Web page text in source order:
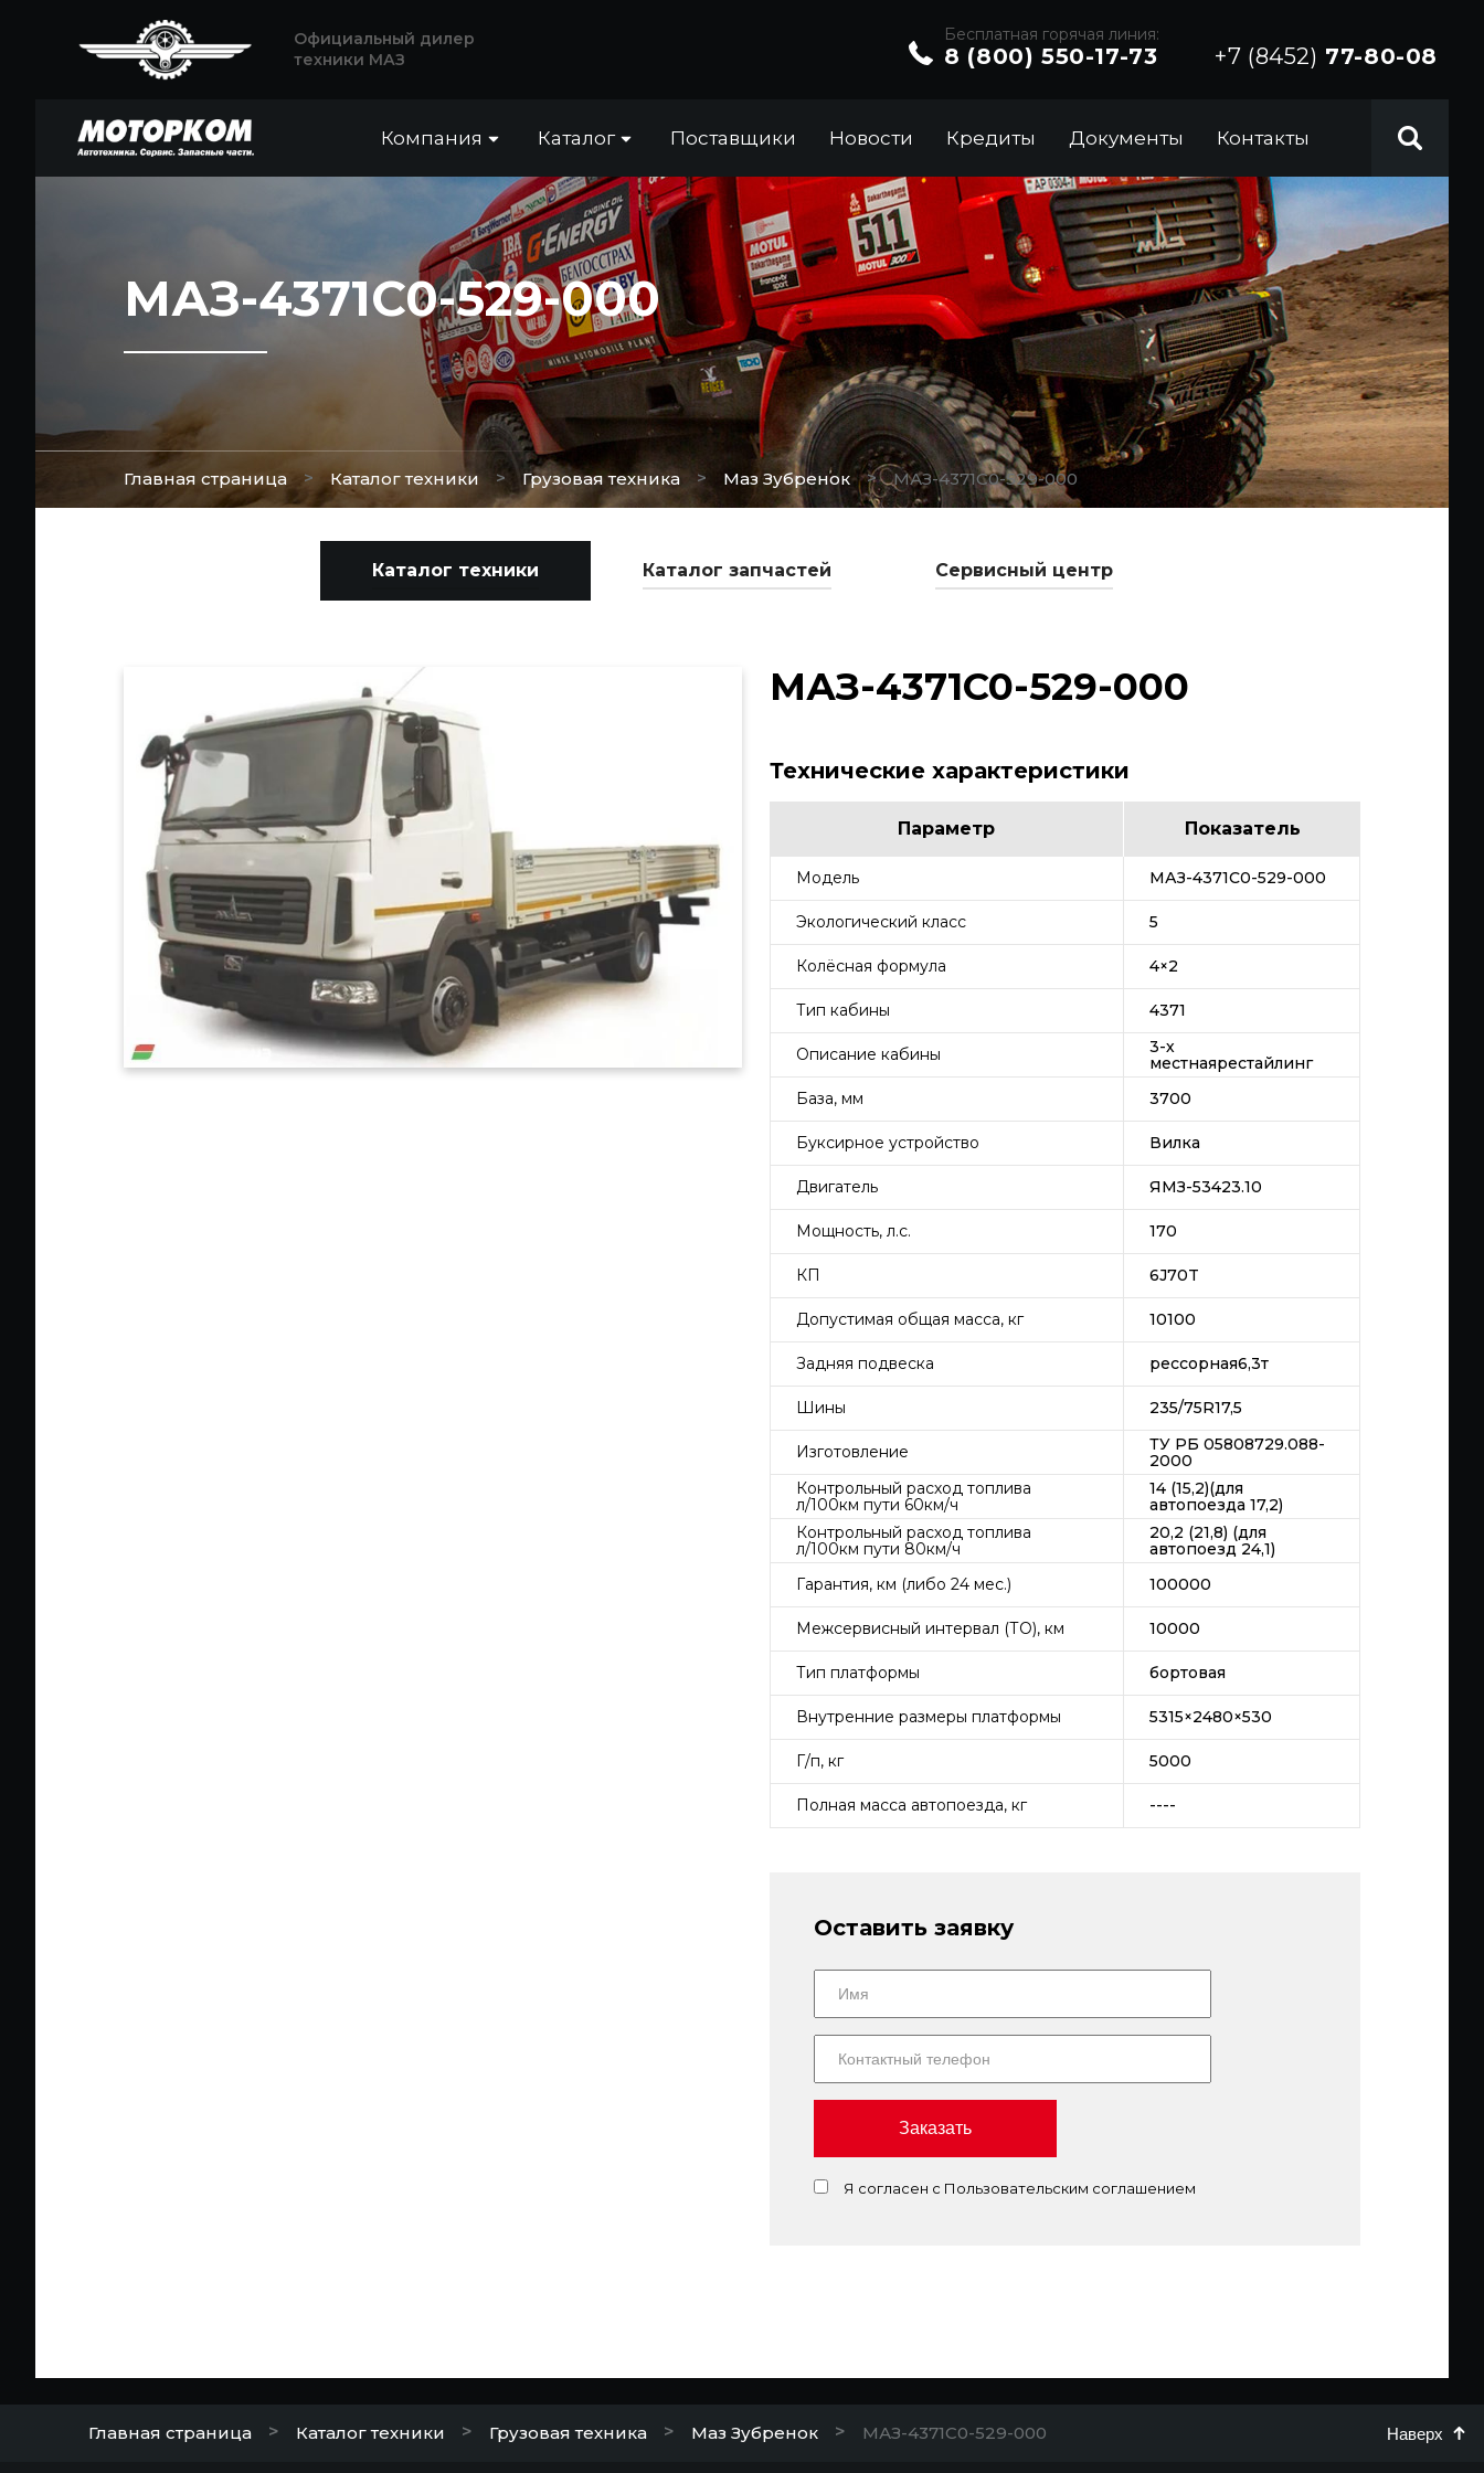
Официальный дилер
техники МАЗ
Бесплатная горячая линия:
8 (800) 550-17-73 +7 (8452) 77-80-08
Компания Каталог Поставщики Новости Кредиты Документы Контакты
МАЗ-4371C0-529-000
Главная страница > Каталог техники > Грузовая техника > Маз Зубренок > МАЗ-4371C0-529-000
Каталог техники Каталог запчастей Сервисный центр
МАЗ-4371C0-529-000
Технические характеристики
Параметр Показатель
Модель МАЗ-4371C0-529-000
Экологический класс 5
Колёсная формула 4×2
Тип кабины 4371
Описание кабины
3-х
местнаярестайлинг
База, мм
3700
Буксирное устройство Вилка
Двигатель ЯМЗ-53423.10
Мощность, л.с. 170
КП 6J70T
Допустимая общая масса, кг 10100
Задняя подвеска рессорная6,3т
Шины 235/75R17,5
Изготовление
ТУ РБ 05808729.088-
2000
Контрольный расход топлива
л/100км пути 60км/ч
14 (15,2)(для
автопоезда 17,2)
Контрольный расход топлива
л/100км пути 80км/ч
20,2 (21,8) (для
автопоезд 24,1)
Гарантия, км (либо 24 мес.)
100000
Межсервисный интервал (ТО), км 10000
Тип платформы бортовая
Внутренние размеры платформы 5315×2480×530
Г/п, кг 5000
Полная масса автопоезда, кг ----
Оставить заявку
Заказать
Я согласен с Пользовательским соглашением
Главная страница > Каталог техники > Грузовая техника > Маз Зубренок > МАЗ-4371C0-529-000 Наверх